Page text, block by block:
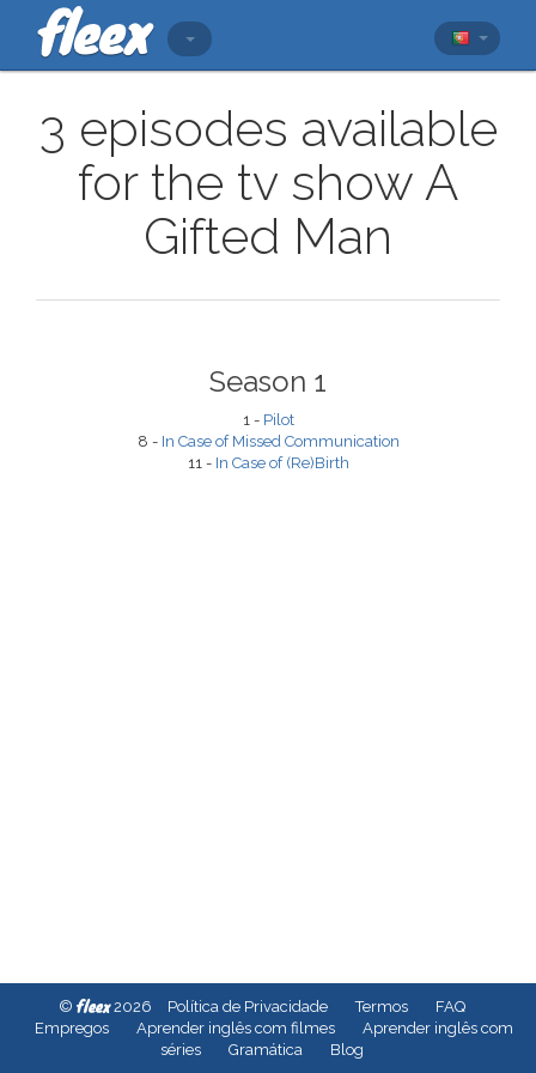
3 episodes available
for the tv show A
Gifted Man
Season 1
1 - Pilot
8 - In Case of Missed Communication
11 - In Case of (Re)Birth
© fleex2026 Política de Privacidade Termos
FAQ
Empregos
Aprender inglês com filmes
Aprender inglês com
séries
Gramática Blog